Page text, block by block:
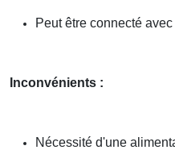
Peut être connecté
Inconvénients :
Nécessité d'une